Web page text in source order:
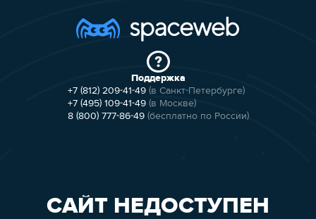
Поддержка
+7 (812) 209-41-49 (в Санкт-Петербурге)
+7 (495) 109-41-49 (в Москве)
8 (800) 777-86-49 (бесплатно по России)
САЙТ НЕДОСТУПЕН